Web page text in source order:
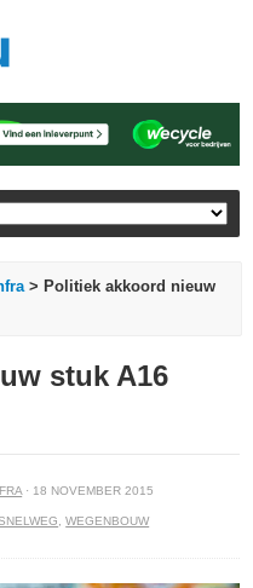
> Politiek akkoord nieuw
stuk A16
· 18 NOVEMBER 2015
,WEGENBOUW